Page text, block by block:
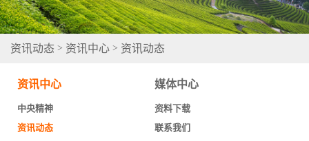
a
v
i
资讯动态 > 资讯中心 > 资讯动态
资讯中心
中央精神
资讯动态
媒体中心
资料下载
联系我们